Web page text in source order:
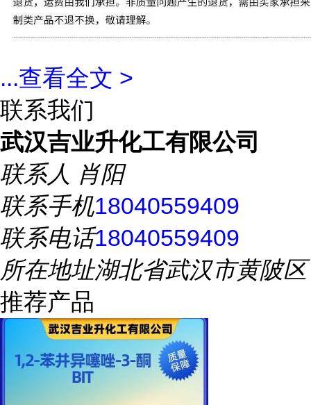
...查看全文 >
联系我们
武汉吉业升化工有限公司
联系人 肖阳
联系手机18040559409
联系电话18040559409
所在地址湖北省武汉市黄陂区
推荐产品